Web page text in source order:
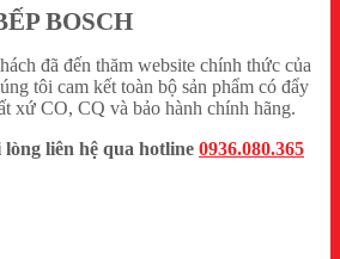
BOSCH
đã đến thăm website chính thức của
tôi cam kết toàn bộ sản phẩm có đẩy
xứ CO, CQ và bảo hành chính hãng.
liên hệ qua hotline 0936.080.365